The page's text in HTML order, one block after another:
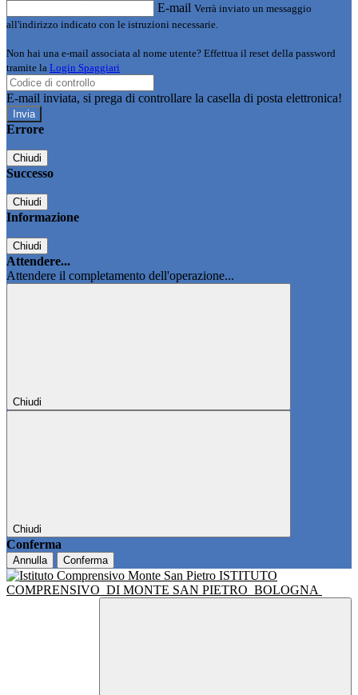
E-mail Verrà inviato un messaggio
all'indirizzo indicato con le istruzioni necessarie.
Non hai una e-mail associata al nome utente? Effettua il reset della password
tramite la Login Spaggiari
E-mail inviata, si prega di controllare la casella di posta elettronica!
Errore
Chiudi
Successo
Chiudi
Informazione
Chiudi
Attendere...
Attendere il completamento dell'operazione...
Chiudi
Chiudi
Conferma
Annulla Conferma
ISTITUTO
COMPRENSIVO DI MONTE SAN PIETRO BOLOGNA